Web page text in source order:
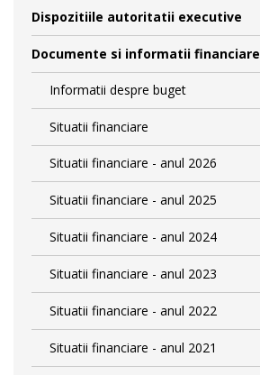
Dispozitiile autoritatii executive
Documente si informatii financiare
Informatii despre buget
Situatii financiare
Situatii financiare - anul 2026
Situatii financiare - anul 2025
Situatii financiare - anul 2024
Situatii financiare - anul 2023
Situatii financiare - anul 2022
Situatii financiare - anul 2021